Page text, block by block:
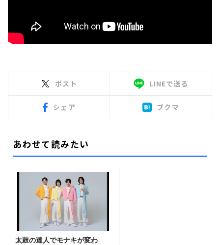
ポスト LINEで送る
シェア ブクマ
あわせて読みたい
太鼓の達人でモナキが変わ